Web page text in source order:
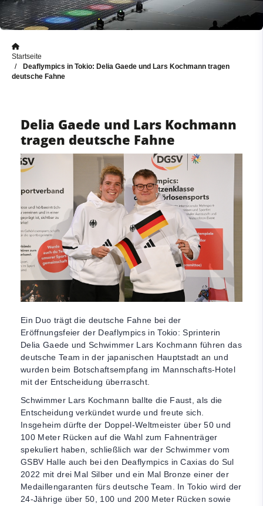
Startseite
Deaflympics in Tokio: Delia Gaede und Lars Kochmann tragen
deutsche Fahne
Delia Gaede und Lars Kochmann
tragen deutsche Fahne
Ein Duo trägt die deutsche Fahne bei der
Eröffnungsfeier der Deaflympics in Tokio: Sprinterin
Delia Gaede und Schwimmer Lars Kochmann führen das
deutsche Team in der japanischen Hauptstadt an und
wurden beim Botschaftsempfang im Mannschafts-Hotel
mit der Entscheidung überrascht.
Schwimmer Lars Kochmann ballte die Faust, als die
Entscheidung verkündet wurde und freute sich.
Insgeheim dürfte der Doppel-Weltmeister über 50 und
100 Meter Rücken auf die Wahl zum Fahnenträger
spekuliert haben, schließlich war der Schwimmer vom
GSBV Halle auch bei den Deaflympics in Caxias do Sul
2022 mit drei Mal Silber und ein Mal Bronze einer der
Medaillengaranten fürs deutsche Team. In Tokio wird der
24-Jährige über 50, 100 und 200 Meter Rücken sowie